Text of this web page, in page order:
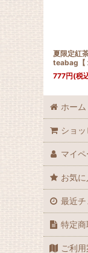
夏限定紅
teabag【
777円(税
ホーム
ショ
マイペ
お気に
最近チ
特定
ご利